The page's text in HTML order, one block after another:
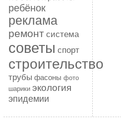
ребёнок
реклама
ремонт система
советы спорт
строительство
трубы фасоны фото
шарики экология
эпидемии